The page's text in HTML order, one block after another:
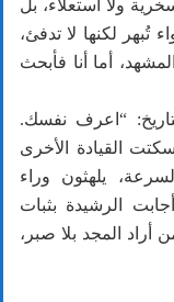
ولا استعلاء، بل
لكنها لا تدفئ،
أما أنا فأبحث
“اعرف نفسك.
القيادة الأخرى
يلهثون وراء
الرشيدة بثبات
أراد المجد بلا صبر،